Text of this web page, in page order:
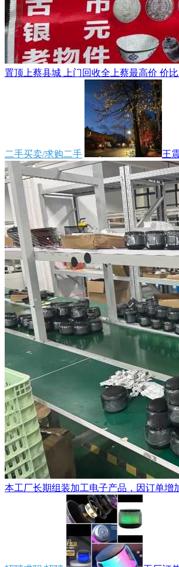
置顶 上蔡县城 上门回收全上蔡最高价 价
二手买卖/求购二手 王
本工厂长期组装加工电子产品，因订单增